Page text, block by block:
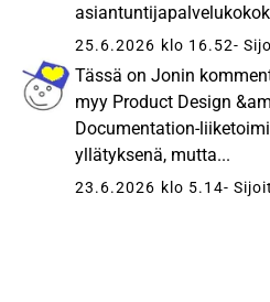
25.6.2026 klo 16.52-
Tässä on Jonin
myy Product Design
Documentation-
yllätyksenä, mutta...
23.6.2026 klo 5.14-